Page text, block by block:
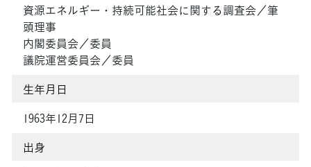
資源エネルギー・持続可能社会に関する調査会／筆
頭理事
内閣委員会／委員
議院運営委員会／委員
生年月日
1963年12月7日
出身